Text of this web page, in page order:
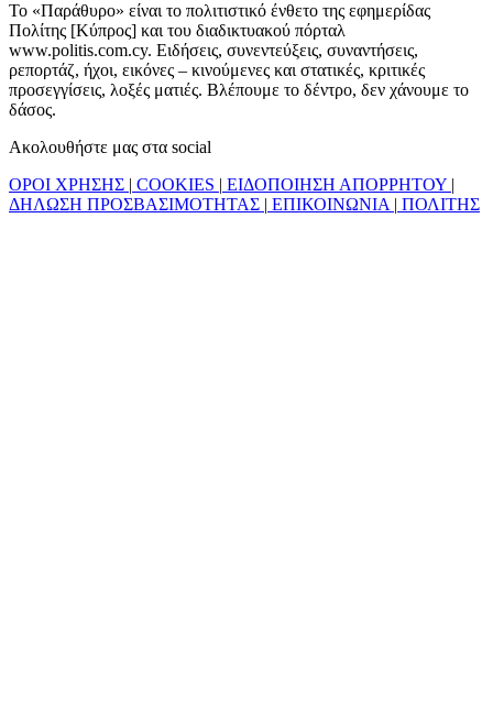
Το «Παράθυρο» είναι το πολιτιστικό ένθετο της εφημερίδας
Πολίτης [Κύπρος] και του διαδικτυακού πόρταλ
www.politis.com.cy. Ειδήσεις, συνεντεύξεις, συναντήσεις,
ρεπορτάζ, ήχοι, εικόνες – κινούμενες και στατικές, κριτικές
προσεγγίσεις, λοξές ματιές. Βλέπουμε το δέντρο, δεν χάνουμε το
δάσος.
Ακολουθήστε μας στα social
ΟΡΟΙ ΧΡΗΣΗΣ | COOKIES | ΕΙΔΟΠΟΙΗΣΗ ΑΠΟΡΡΗΤΟΥ |
ΔΗΛΩΣΗ ΠΡΟΣΒΑΣΙΜΟΤΗΤΑΣ | ΕΠΙΚΟΙΝΩΝΙΑ | ΠΟΛΙΤΗΣ